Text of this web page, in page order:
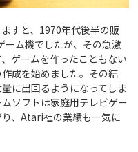
すと、1970年代後半の販
ム機でしたが、その急激
ゲームを作ったこともない
成を始めました。その結
に出回るようになってしま
ソフトは家庭用テレビゲー
、Atari社の業績も一気に